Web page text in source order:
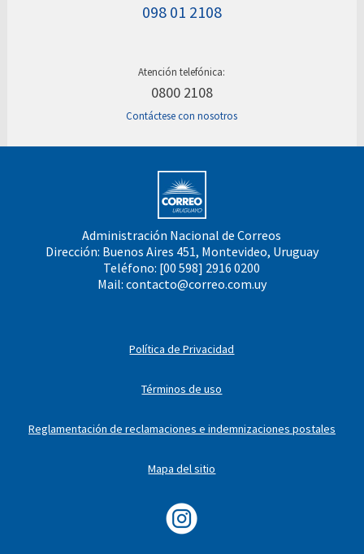
098 01 2108
Atención telefónica:
0800 2108
Contáctese con nosotros
Administración Nacional de Correos
Dirección: Buenos Aires 451, Montevideo, Uruguay
Teléfono: [00 598] 2916 0200
Mail: contacto@correo.com.uy
Política de Privacidad
Términos de uso
Reglamentación de reclamaciones e indemnizaciones postales
Mapa del sitio